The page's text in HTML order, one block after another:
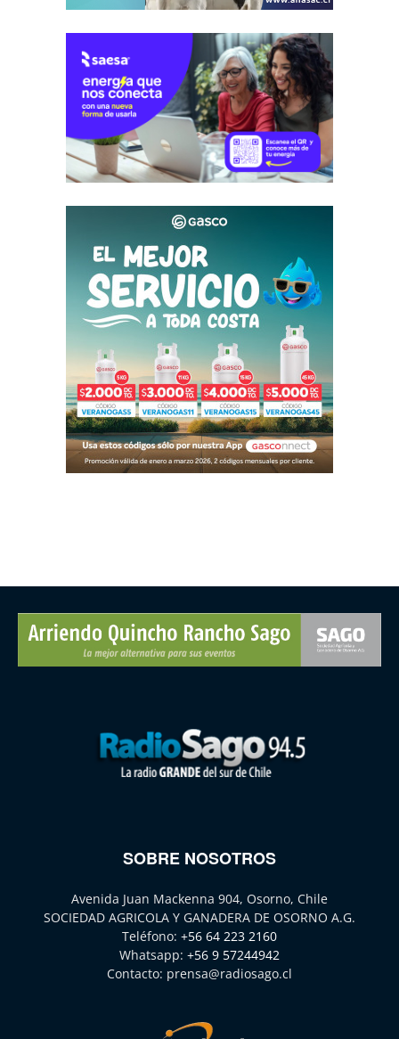
SOBRE NOSOTROS
Avenida Juan Mackenna 904, Osorno, Chile
SOCIEDAD AGRICOLA Y GANADERA DE OSORNO A.G.
Teléfono: +56 64 223 2160
Whatsapp: +56 9 57244942
Contacto: prensa@radiosago.cl